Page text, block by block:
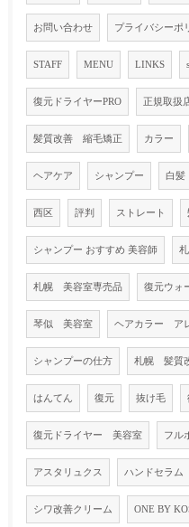
お問い合わせ プライバシーポ
STAFF MENU LINKS
復元ドライヤーPRO 正規取扱
髪質改善 縮毛矯正 カラー
ヘアケア シャンプー 白髪
西区 評判 ストレート
シャンプー おすすめ 美容師
札幌 美容室専売品 復元ウォ
琴似 美容室 ヘアカラー ア
シャンプーの仕方 札幌 髪質
はんてん 復元 抜け毛
復元ドライヤー 美容室 フル
アスタリュクス ハンドセラム
シワ改善クリーム ONE BY